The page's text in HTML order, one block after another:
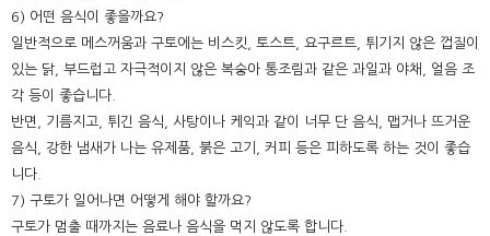
6) 어떤 음식이 좋을까요?
일반적으로 메스꺼움과 구토에는 비스킷, 토스트, 요구르트, 튀기지 않은 껍질이
있는 닭, 부드럽고 자극적이지 않은 복숭아 통조림과 같은 과일과 야채, 얼음 조
각 등이 좋습니다.
반면, 기름지고, 튀긴 음식, 사탕이나 케익과 같이 너무 단 음식, 맵거나 뜨거운
음식, 강한 냄새가 나는 유제품, 붉은 고기, 커피 등은 피하도록 하는 것이 좋습
니다.
7) 구토가 일어나면 어떻게 해야 할까요?
구토가 멈출 때까지는 음료나 음식을 먹지 않도록 합니다.